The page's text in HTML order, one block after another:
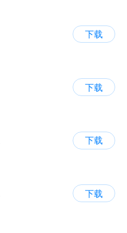
下载
下载
下载
下载